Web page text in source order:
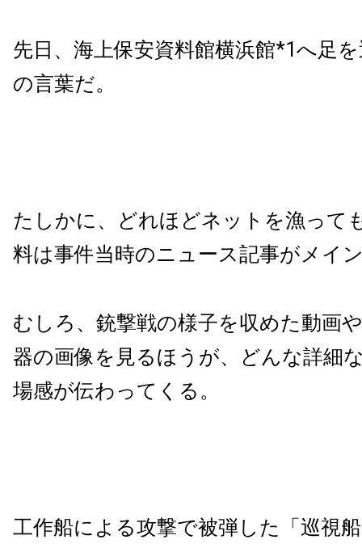
先日、海上保安資料館横浜館*1へ足
の言葉だ。
たしかに、どれほどネットを漁って
料は事件当時のニュース記事がメイ
むしろ、銃撃戦の様子を収めた動画
器の画像を見るほうが、どんな詳細
場感が伝わってくる。
工作船による攻撃で被弾した「巡視